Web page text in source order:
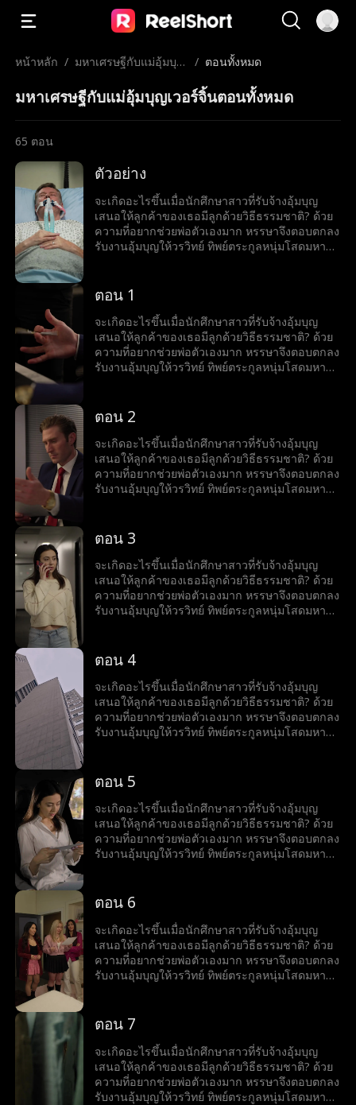
หน้าหลัก / มหาเศรษฐีกับแม่อุ้มบุญ
/ ตอนทั้งหมด
มหาเศรษฐีกับแม่อุ้มบุญเวอร์จิ้นตอนทั้งหมด
65 ตอน
ตัวอย่าง
จะเกิดอะไรขึ้นเมื่อนักศึกษาสาวที่รับจ้างอุ้มบุญ
เสนอให้ลูกค้าของเธอมีลูกด้วยวิธีธรรมชาติ? ด้วย
ความที่อยากช่วยพ่อตัวเองมาก หรรษาจึงตอบตกลง
รับงานอุ้มบุญให้วรวิทย์ ทิพย์ตระกูลหนุ่มโสดมหา
เลือนลาง หรรษาก็พบว่าตัวเองไม่อาจต้านทาน
รวิทย์รู้สึกเหมือนกันหรือเปล่า?
ตอน 1
จะเกิดอะไรขึ้นเมื่อนักศึกษาสาวที่รับจ้างอุ้มบุญ
เสนอให้ลูกค้าของเธอมีลูกด้วยวิธีธรรมชาติ? ด้วย
ความที่อยากช่วยพ่อตัวเองมาก หรรษาจึงตอบตกลง
รับงานอุ้มบุญให้วรวิทย์ ทิพย์ตระกูลหนุ่มโสดมหา
เลือนลาง หรรษาก็พบว่าตัวเองไม่อาจต้านทาน
รวิทย์รู้สึกเหมือนกันหรือเปล่า?
ตอน 2
จะเกิดอะไรขึ้นเมื่อนักศึกษาสาวที่รับจ้างอุ้มบุญ
เสนอให้ลูกค้าของเธอมีลูกด้วยวิธีธรรมชาติ? ด้วย
ความที่อยากช่วยพ่อตัวเองมาก หรรษาจึงตอบตกลง
รับงานอุ้มบุญให้วรวิทย์ ทิพย์ตระกูลหนุ่มโสดมหา
เลือนลาง หรรษาก็พบว่าตัวเองไม่อาจต้านทาน
รวิทย์รู้สึกเหมือนกันหรือเปล่า?
ตอน 3
จะเกิดอะไรขึ้นเมื่อนักศึกษาสาวที่รับจ้างอุ้มบุญ
เสนอให้ลูกค้าของเธอมีลูกด้วยวิธีธรรมชาติ? ด้วย
ความที่อยากช่วยพ่อตัวเองมาก หรรษาจึงตอบตกลง
รับงานอุ้มบุญให้วรวิทย์ ทิพย์ตระกูลหนุ่มโสดมหา
เลือนลาง หรรษาก็พบว่าตัวเองไม่อาจต้านทาน
รวิทย์รู้สึกเหมือนกันหรือเปล่า?
ตอน 4
จะเกิดอะไรขึ้นเมื่อนักศึกษาสาวที่รับจ้างอุ้มบุญ
เสนอให้ลูกค้าของเธอมีลูกด้วยวิธีธรรมชาติ? ด้วย
ความที่อยากช่วยพ่อตัวเองมาก หรรษาจึงตอบตกลง
รับงานอุ้มบุญให้วรวิทย์ ทิพย์ตระกูลหนุ่มโสดมหา
เลือนลาง หรรษาก็พบว่าตัวเองไม่อาจต้านทาน
รวิทย์รู้สึกเหมือนกันหรือเปล่า?
ตอน 5
จะเกิดอะไรขึ้นเมื่อนักศึกษาสาวที่รับจ้างอุ้มบุญ
เสนอให้ลูกค้าของเธอมีลูกด้วยวิธีธรรมชาติ? ด้วย
ความที่อยากช่วยพ่อตัวเองมาก หรรษาจึงตอบตกลง
รับงานอุ้มบุญให้วรวิทย์ ทิพย์ตระกูลหนุ่มโสดมหา
เลือนลาง หรรษาก็พบว่าตัวเองไม่อาจต้านทาน
รวิทย์รู้สึกเหมือนกันหรือเปล่า?
ตอน 6
จะเกิดอะไรขึ้นเมื่อนักศึกษาสาวที่รับจ้างอุ้มบุญ
เสนอให้ลูกค้าของเธอมีลูกด้วยวิธีธรรมชาติ? ด้วย
ความที่อยากช่วยพ่อตัวเองมาก หรรษาจึงตอบตกลง
รับงานอุ้มบุญให้วรวิทย์ ทิพย์ตระกูลหนุ่มโสดมหา
เลือนลาง หรรษาก็พบว่าตัวเองไม่อาจต้านทาน
รวิทย์รู้สึกเหมือนกันหรือเปล่า?
ตอน 7
จะเกิดอะไรขึ้นเมื่อนักศึกษาสาวที่รับจ้างอุ้มบุญ
เสนอให้ลูกค้าของเธอมีลูกด้วยวิธีธรรมชาติ? ด้วย
ความที่อยากช่วยพ่อตัวเองมาก หรรษาจึงตอบตกลง
รับงานอุ้มบุญให้วรวิทย์ ทิพย์ตระกูลหนุ่มโสดมหา